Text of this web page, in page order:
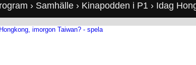
› Samhälle › Kinapodden i P1 › Idag